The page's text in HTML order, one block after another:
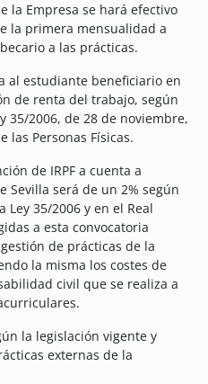
la Empresa se hará efectivo
la primera mensualidad a
a las prácticas.
al estudiante beneficiario en
de renta del trabajo, según
35/2006, de 28 de noviembre,
las Personas Físicas.
de IRPF a cuenta a
Sevilla será de un 2% según
35/2006 y en el Real
a esta convocatoria
de prácticas de la
la misma los costes de
civil que se realiza a
la legislación vigente y
externas de la